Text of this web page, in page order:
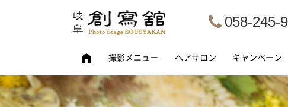
058-245-
撮影メニュー ヘアサロン キャンペーン